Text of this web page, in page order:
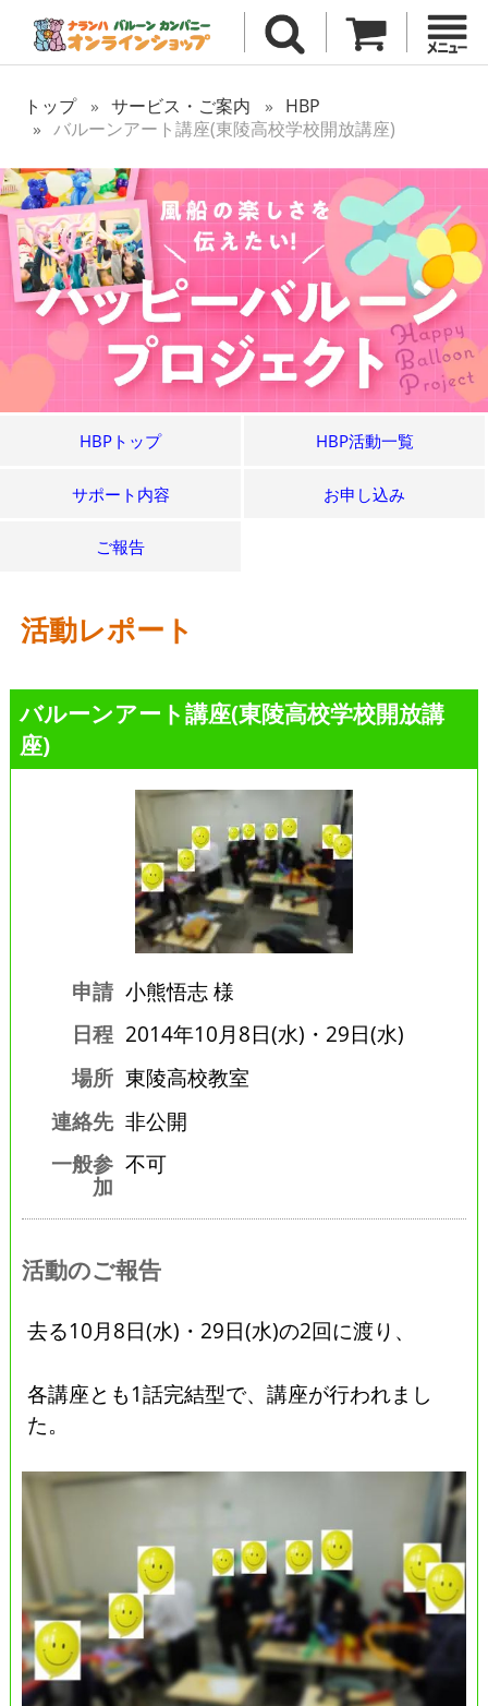
トップ サービス・ご案内
HBP
バルーンアート講座(東陵高校学校開放講座)
HBPトップ HBP活動一覧
サポート内容 お申し込み
ご報告
活動レポート
バルーンアート講座(東陵高校学校開放講
座)
申請 小熊悟志 様
日程 2014年10月8日(水)・29日(水)
場所 東陵高校教室
連絡先 非公開
一般参
加
不可
活動のご報告
去る10月8日(水)・29日(水)の2回に渡り、
各講座とも1話完結型で、講座が行われまし
た。